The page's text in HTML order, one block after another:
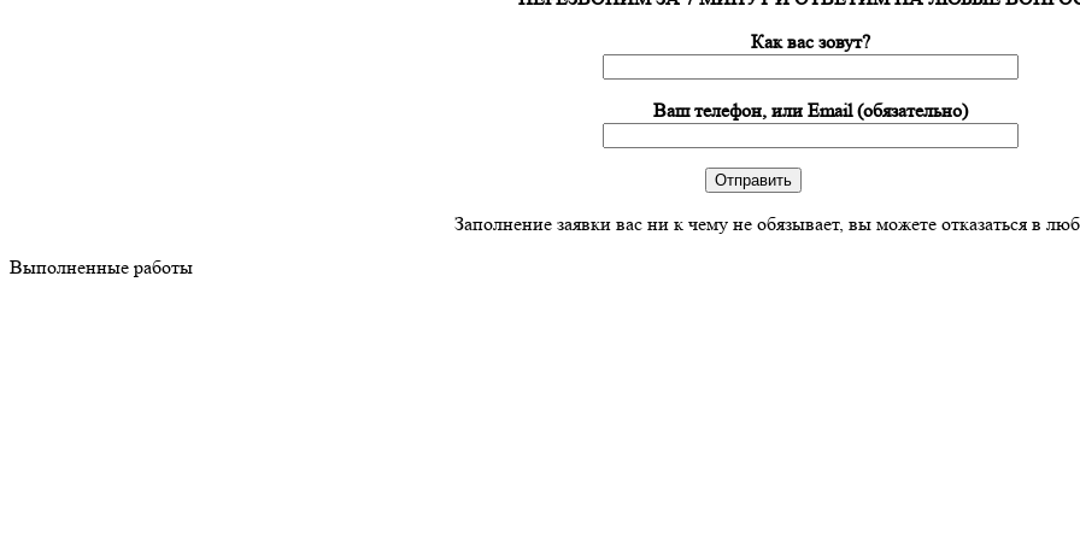
Как вас зовут?
Ваш телефон, или Email (обязательно)
Заполнение заявки вас ни к чему не обязывает, вы можете отказаться в
Выполненные работы